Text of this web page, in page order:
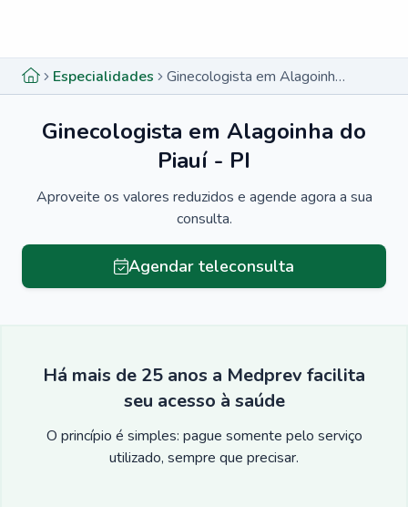
Especialidades Ginecologista em Alagoinha do Piauí - PI
Ginecologista em Alagoinha do
Piauí - PI
Aproveite os valores reduzidos e agende agora a sua
consulta.
Agendar teleconsulta
Há mais de 25 anos a Medprev facilita
seu acesso à saúde
O princípio é simples: pague somente pelo serviço
utilizado, sempre que precisar.